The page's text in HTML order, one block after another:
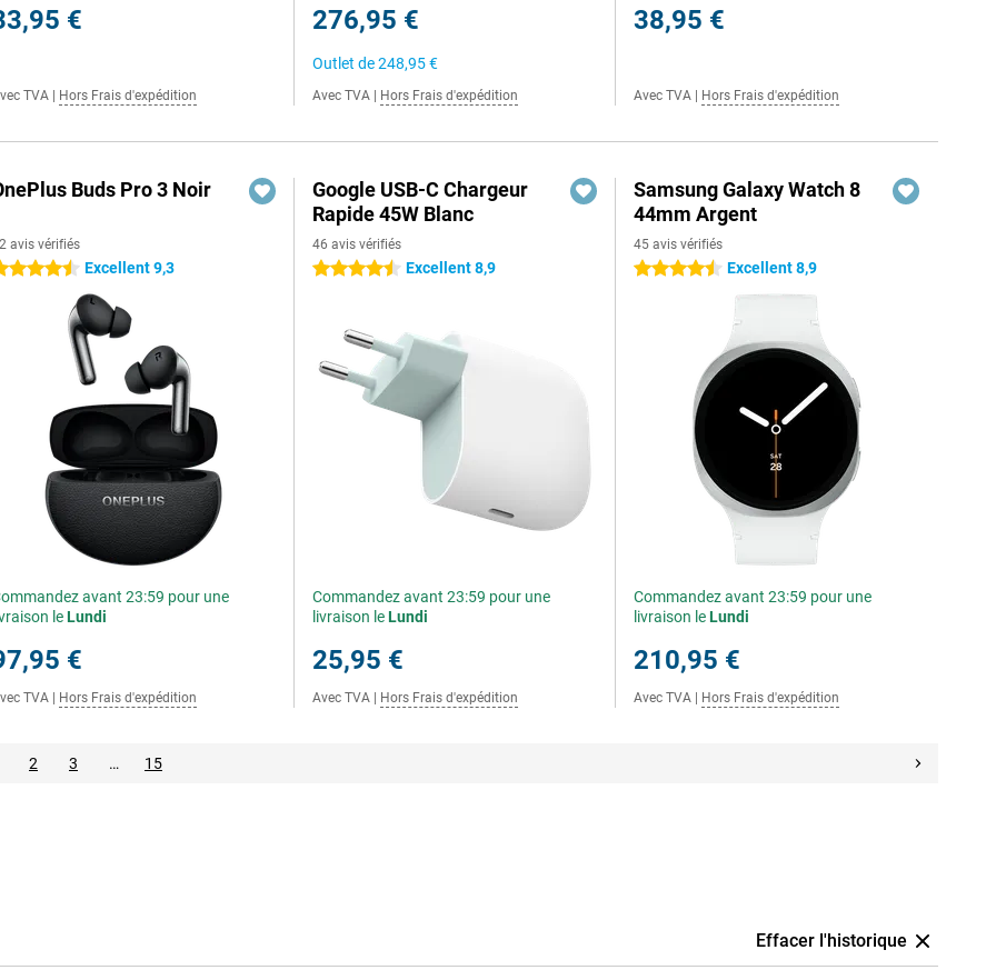
€
TVA Hors Frais d'expédition
276,95 €
Outlet de248,95 €
Avec TVA Hors Frais d'expédition
38,95 €
Avec TVA Hors Frais d'expédition
Buds Pro 3 Noir
avis vérifiés
étoiles Excellent 9,3
avant 23:59 pour une
leLundi
€
TVA Hors Frais d'expédition
Google USB-C Chargeur
Rapide 45W Blanc
46 avis vérifiés
4.5 étoiles Excellent 8,9
Commandez avant 23:59 pour une
livraison leLundi
25,95 €
Avec TVA Hors Frais d'expédition
Samsung Galaxy Watch 8
44mm Argent
45 avis vérifiés
4.5 étoiles Excellent 8,9
Commandez avant 23:59 pour une
livraison leLundi
210,95 €
Avec TVA Hors Frais d'expédition
2 3 … 15
Effacer l'historique